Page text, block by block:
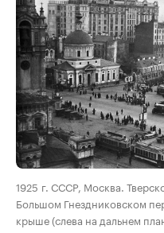
00:00 /
1925 г. СССР, Москва.
Большом Гнездниковском
крыше (слева на дальнем